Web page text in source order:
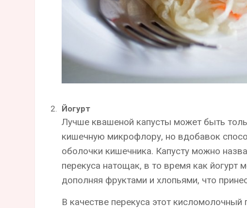
Йогурт
Лучше квашеной капусты может быть
кишечную микрофлору, но вдобавок
оболочки кишечника. Капусту можно
перекуса натощак, в то время как йогурт
дополняя фруктами и хлопьями, что
В качестве перекуса этот